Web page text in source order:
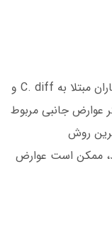
FMT ایمن تلقی می شود و حتی توسط بیماران مبتلا به C. diff و
عوارض جانبی مربوط
روش
ممکن است عوارض